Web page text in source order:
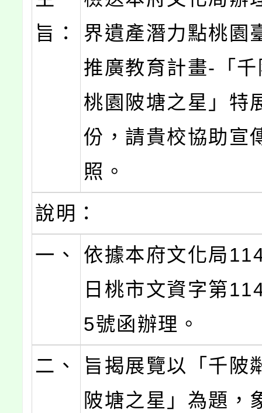
旨：
界遺產潛力點桃園
推廣教育計畫-「
桃園陂塘之星」特
份，請貴校協助宣
照。
說明：
一、
依據本府文化局
日桃市文資字第
5號函辦理。
二、
旨揭展覽以「千陂
陂塘之星」為題，